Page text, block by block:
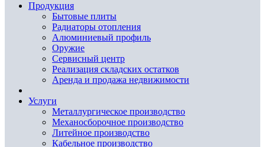
Продукция
Бытовые плиты
Радиаторы отопления
Алюминиевый профиль
Оружие
Сервисный центр
Реализация складских остатков
Аренда и продажа недвижимости
Услуги
Металлургическое производство
Механосборочное производство
Литейное производство
Кабельное производство